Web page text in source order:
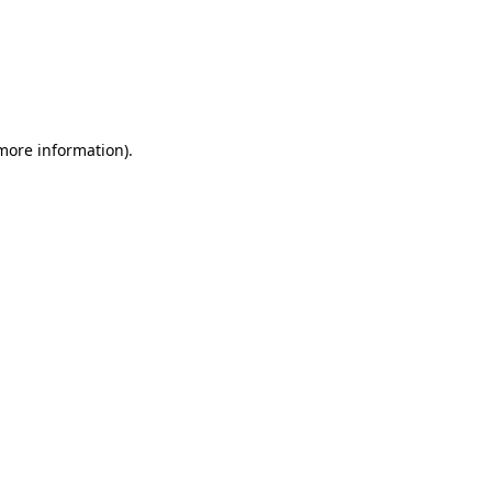
information).